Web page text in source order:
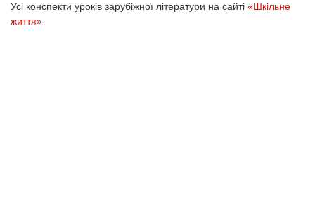
Усі конспекти уроків зарубіжної літератури на сайті «Шкільне
життя»